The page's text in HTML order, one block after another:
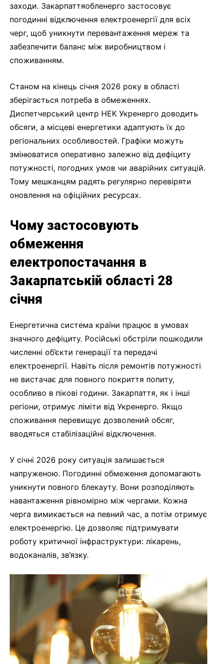
заходи. Закарпаттяобленерго застосовує
погодинні відключення електроенергії для всіх
черг, щоб уникнути перевантаження мереж та
забезпечити баланс між виробництвом і
споживанням.
Станом на кінець січня 2026 року в області
зберігається потреба в обмеженнях.
Диспетчерський центр НЕК Укренерго доводить
обсяги, а місцеві енергетики адаптують їх до
регіональних особливостей. Графіки можуть
змінюватися оперативно залежно від дефіциту
потужності, погодних умов чи аварійних ситуацій.
Тому мешканцям радять регулярно перевіряти
оновлення на офіційних ресурсах.
Чому застосовують
обмеження
електропостачання в
Закарпатській області 28
січня
Енергетична система країни працює в умовах
значного дефіциту. Російські обстріли пошкодили
численні об’єкти генерації та передачі
електроенергії. Навіть після ремонтів потужності
не вистачає для повного покриття попиту,
особливо в пікові години. Закарпаття, як і інші
регіони, отримує ліміти від Укренерго. Якщо
споживання перевищує дозволений обсяг,
вводяться стабілізаційні відключення.
У січні 2026 року ситуація залишається
напруженою. Погодинні обмеження допомагають
уникнути повного блекауту. Вони розподіляють
навантаження рівномірно між чергами. Кожна
черга вимикається на певний час, а потім отримує
електроенергію. Це дозволяє підтримувати
роботу критичної інфраструктури: лікарень,
водоканалів, зв’язку.